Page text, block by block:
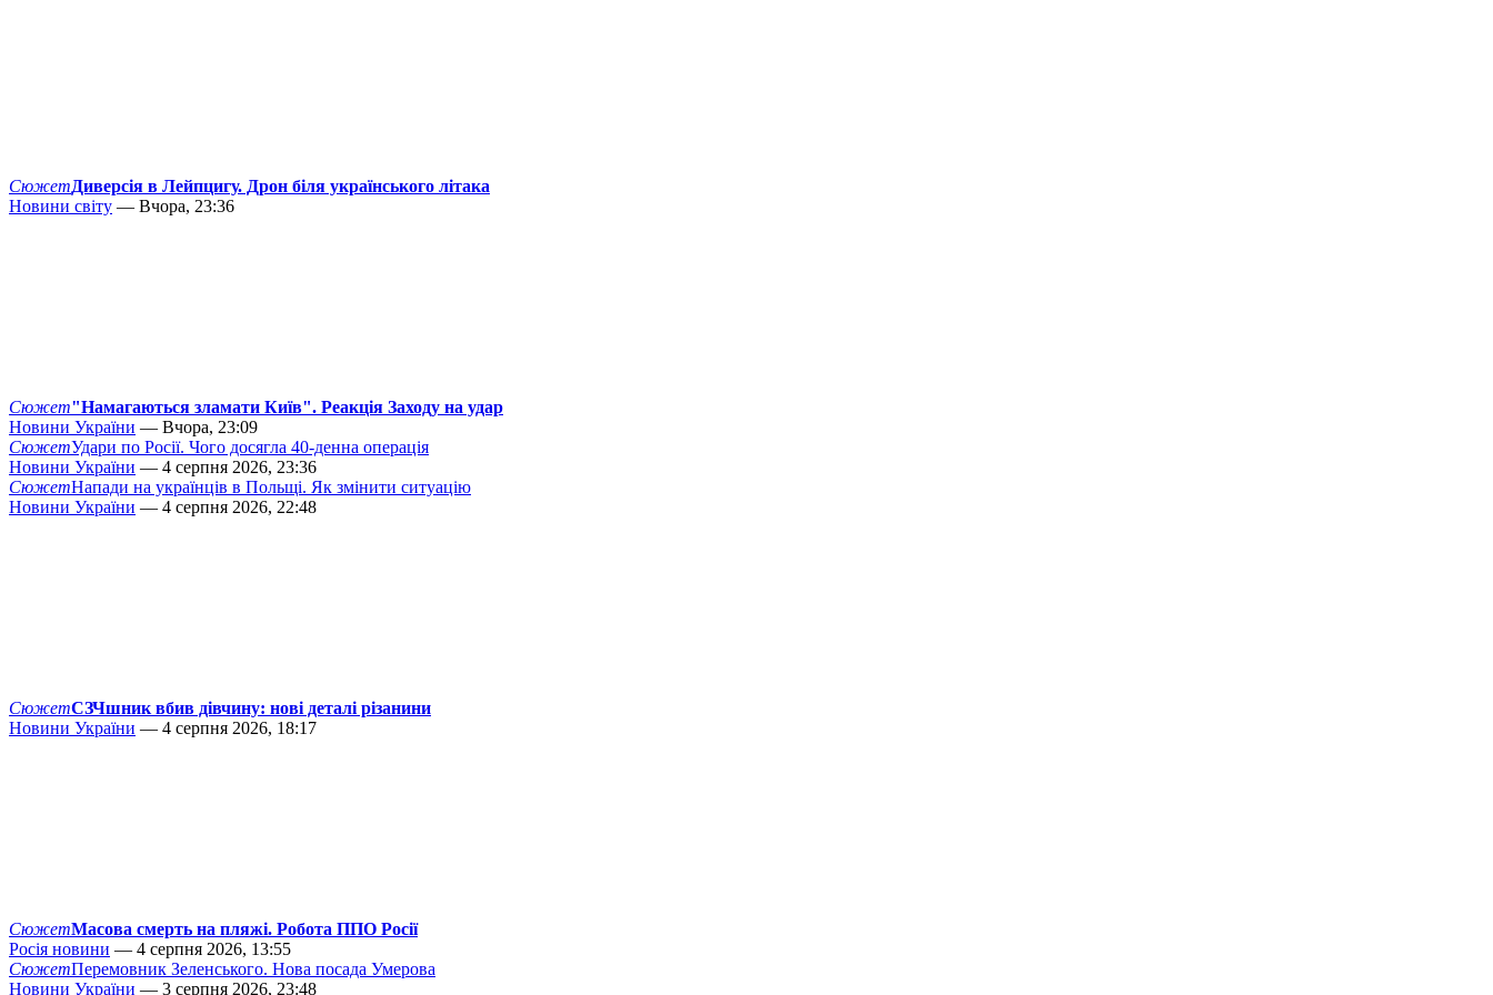
СюжетДиверсія в Лейпцигу. Дрон біля українського літака
Новини світу — Вчора, 23:36
Сюжет"Намагаються зламати Київ". Реакція Заходу на удар
Новини України — Вчора, 23:09
СюжетУдари по Росії. Чого досягла 40-денна операція
Новини України — 4 серпня 2026, 23:36
СюжетНапади на українців в Польщі. Як змінити ситуацію
Новини України — 4 серпня 2026, 22:48
СюжетСЗЧшник вбив дівчину: нові деталі різанини
Новини України — 4 серпня 2026, 18:17
СюжетМасова смерть на пляжі. Робота ППО Росії
Росія новини — 4 серпня 2026, 13:55
СюжетПеремовник Зеленського. Нова посада Умерова
Новини України — 3 серпня 2026, 23:48